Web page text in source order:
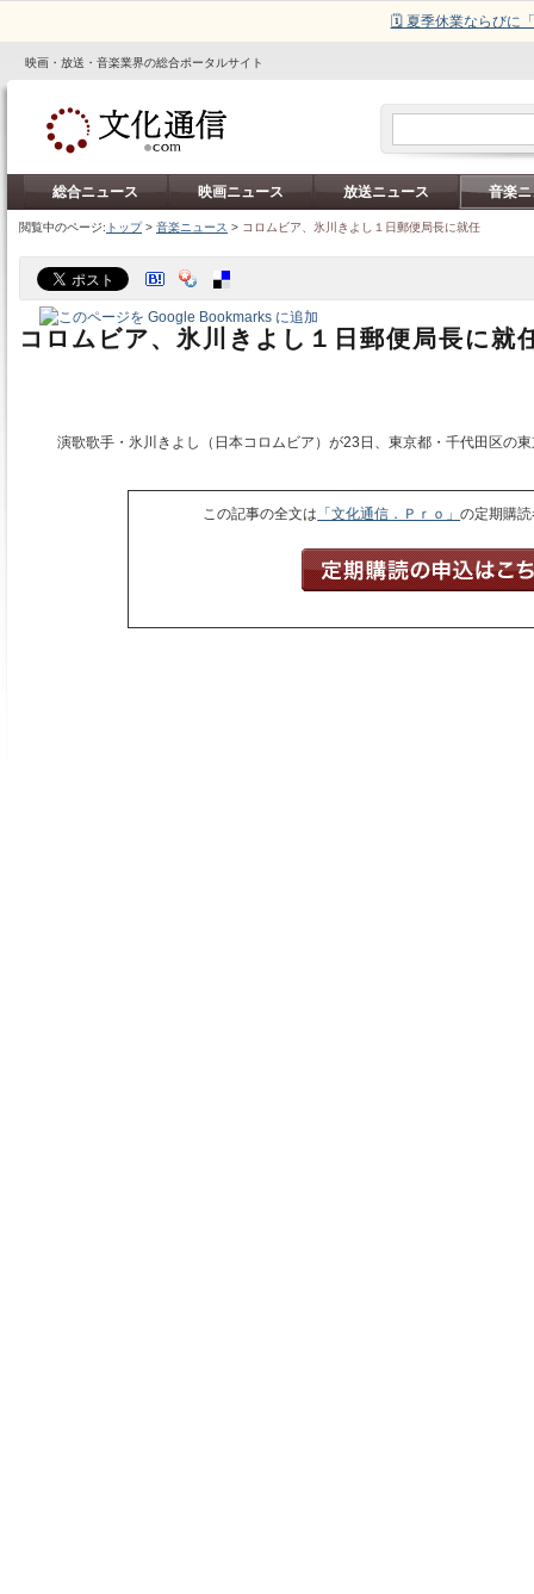
🗓️ 夏季休業ならびに
映画・放送・音楽業界の総合ポータルサイト
総合ニュース 映画ニュース 放送ニュース 音楽
閲覧中のページ: トップ> 音楽ニュース > コロムビア、氷川きよし１日郵便局長に就任
コロムビア、氷川きよし１日郵便局長に就
演歌歌手・氷川きよし（日本コロムビア）が23日、東京都・千代田区の
この記事の全文は 「文化通信．Ｐｒｏ」の定期購